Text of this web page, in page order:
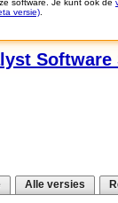
software. Je kunt ook de
versie)
Alle versies